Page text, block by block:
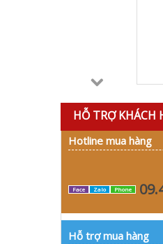
HỖ TRỢ KHÁCH
Hotline mua hàng
Face Zalo Phone
Hỗ trợ mua hàng